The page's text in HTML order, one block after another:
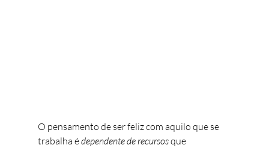
O pensamento de ser feliz com aquilo que se
trabalha é dependente de recursos que